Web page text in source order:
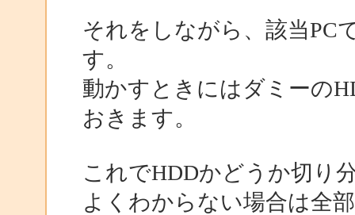
それをしながら、該当PC
す。
動かすときにはダミーの
おきます。
これでHDDかどうか切り
よくわからない場合は全